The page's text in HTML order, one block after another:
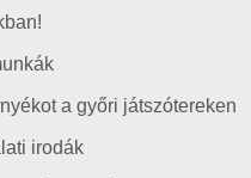
a győri játszótereken
irodák